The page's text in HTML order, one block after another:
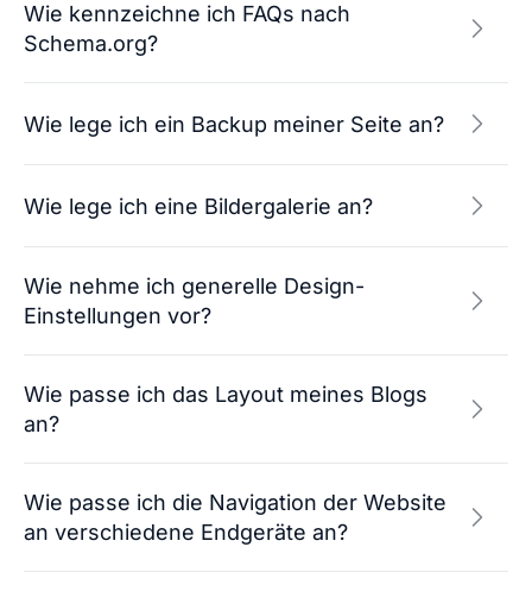
Wie kennzeichne ich FAQs nach
Schema.org?
Wie lege ich ein Backup meiner Seite an?
Wie lege ich eine Bildergalerie an?
Wie nehme ich generelle Design-
Einstellungen vor?
Wie passe ich das Layout meines Blogs
an?
Wie passe ich die Navigation der Website
an verschiedene Endgeräte an?